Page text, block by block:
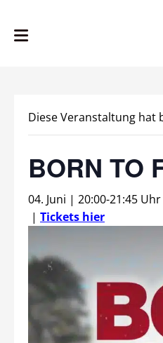
Diese Veranstaltung hat
BORN TO
04. Juni | 20:00-21:45 Uhr
| Tickets hier